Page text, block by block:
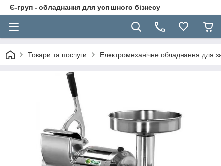
Є-груп - обладнання для успішного бізнесу
Товари та послуги Електромеханічне обладнання для